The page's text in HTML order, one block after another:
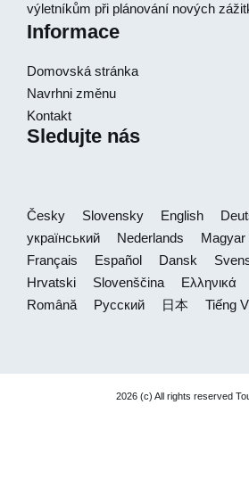
výletníkům při plánování nových
Informace
Domovská stránka
Navrhni změnu
Kontakt
Sledujte nás
Česky Slovensky English
український
Nederlands Magyar
Français
Español Dansk
Hrvatski
Slovenščina Ελληνικά
Română
Русский 日本 Tiếng
2026 (c) All rights reserved